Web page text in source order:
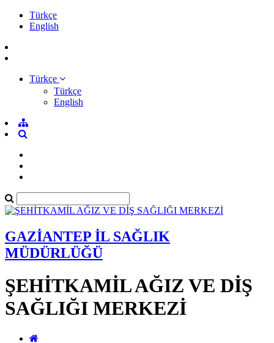
Türkçe
English
Türkçe
Türkçe
English
GAZİANTEP İL SAĞLIK
MÜDÜRLÜĞÜ
ŞEHİTKAMİL AĞIZ VE DİŞ
SAĞLIĞI MERKEZİ